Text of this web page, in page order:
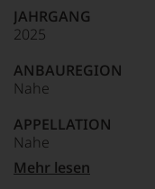
Unter 85 Punkte:
kaum
ein
Das
dokumentieren
auch
und
gerade
mit
JAHRGANG
2025
ANBAUREGION
Nahe
APPELLATION
Nahe
QUALITÄTSSTUFE
Mehr lesen